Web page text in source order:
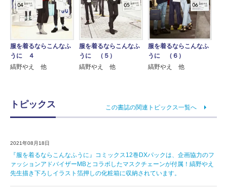
服を着るならこんなふ
うに ４
縞野やえ 他
服を着るならこんなふ
うに （５）
縞野やえ 他
服を着るならこんなふ
うに （６）
縞野やえ 他
トピックス この書誌の関連トピックス一覧へ
2021年08月18日
『服を着るならこんなふうに』コミックス12巻DXパックは、企画協力のフ
ァッションアドバイザーMBとコラボしたマスクチェーンが付属！縞野やえ
先生描き下ろしイラスト箔押しの化粧箱に収納されています。